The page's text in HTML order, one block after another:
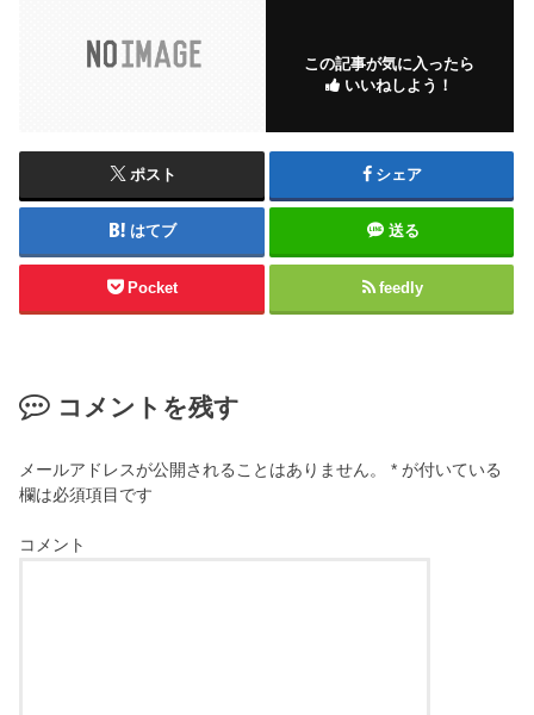
この記事が気に入ったら
いいねしよう！
ポスト シェア
はてブ 送る
Pocket feedly
コメントを残す
メールアドレスが公開されることはありません。 * が付いている
欄は必須項目です
コメント